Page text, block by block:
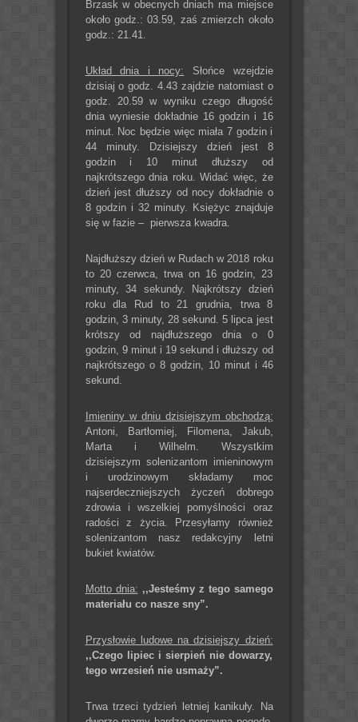
Brzask w obecnych dniach ma miejsce
około godz.: 03.59, zaś zmierzch około
godz.: 21.41.
Układ dnia i nocy: Słońce wzejdzie
dzisiaj o godz. 4.43 zajdzie natomiast o
godz. 20.59 w wyniku czego długość
dnia wyniesie dokładnie 16 godzin i 16
minut. Noc będzie więc miała 7 godzin i
44 minuty. Dzisiejszy dzień jest 8
godzin i 10 minut dłuższy od
najkrótszego dnia roku. Widać więc, że
dzień jest dłuższy od nocy dokładnie o
8 godzin i 32 minuty. Księżyc znajduje
się w fazie – pierwsza kwadra.
Najdłuższy dzień w Rudach w 2018 roku
to 20 czerwca, trwa on 16 godzin, 23
minuty, 34 sekundy. Najkrótszy dzień
roku dla Rud to 21 grudnia, trwa 8
godzin, 3 minuty, 28 sekund. 5 lipca jest
krótszy od najdłuższego dnia o 0
godzin, 9 minut i 19 sekund i dłuższy od
najkrótszego o 8 godzin, 10 minut i 46
sekund.
Imieniny w dniu dzisiejszym obchodzą:
Antoni, Bartłomiej, Filomena, Jakub,
Marta i Wilhelm. Wszystkim
dzisiejszym solenizantom imieninowym
i urodzinowym składamy moc
najserdeczniejszych życzeń dobrego
zdrowia i wszelkiej pomyślności oraz
radości z życia. Przesyłamy również
solenizantom nasz redakcyjny letni
bukiet kwiatów.
Motto dnia: ,,Jesteśmy z tego samego
materiału co nasze sny”.
Przysłowie ludowe na dzisiejszy dzień:
,,Czego lipiec i sierpień nie dowarzy,
tego wrzesień nie usmaży”.
Trwa trzeci tydzień letniej kanikuły. Na